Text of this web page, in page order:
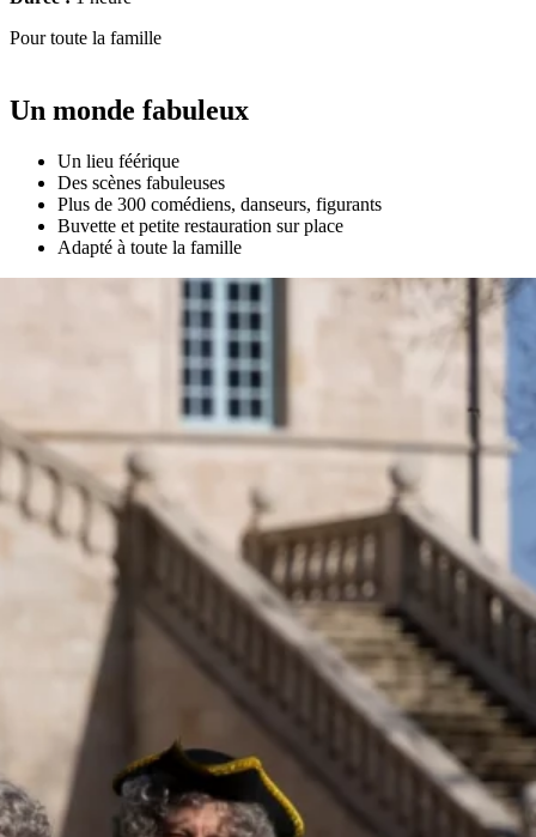
Pour toute la famille
Un monde fabuleux
Un lieu féérique
Des scènes fabuleuses
Plus de 300 comédiens, danseurs, figurants
Buvette et petite restauration sur place
Adapté à toute la famille